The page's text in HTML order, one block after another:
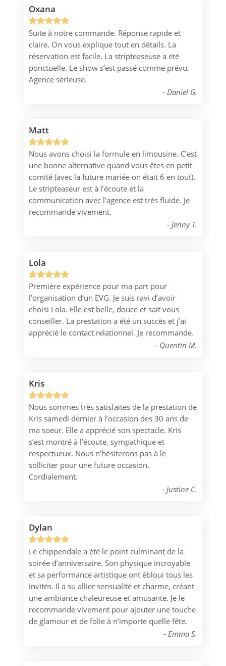
Oxana
Noté 5.00
sur 5
basé sur
1
notation
client
Suite à notre commande. Réponse rapide et
claire. On vous explique tout en détails. La
réservation est facile. La stripteaseuse a été
ponctuelle. Le show s’est passé comme prévu.
Agence sérieuse.
Daniel G.
Matt
Noté5.00
sur 5
basé sur
1
notation
client
Nous avons choisi la formule en limousine. C’est
une bonne alternative quand vous êtes en petit
comité (avec la future mariée on était 6 en tout).
Le stripteaseur est à l’écoute et la
communication avec l’agence est très fluide. Je
recommande vivement.
Jenny T.
Lola
Noté5.00
sur 5
basé sur
1
notation
client
Première expérience pour ma part pour
l’organisation d’un EVG. Je suis ravi d’avoir
choisi Lola. Elle est belle, douce et sait vous
conseiller. La prestation a été un succès et j’ai
apprécié le contact relationnel. Je recommande.
Quentin M.
Kris
Noté5.00
sur 5
basé sur
1
notation
client
Nous sommes très satisfaites de la prestation de
Kris samedi dernier à l’occasion des 30 ans de
ma soeur. Elle a apprécié son spectacle. Kris
s’est montré à l’écoute, sympathique et
respectueux. Nous n’hésiterons pas à le
solliciter pour une future occasion.
Cordialement.
Justine C.
Dylan
Noté5.00
sur 5
basé sur
1
notation
client
Le chippendale a été le point culminant de la
soirée d’anniversaire. Son physique incroyable
et sa performance artistique ont ébloui tous les
invités. Il a su allier sensualité et charme, créant
une ambiance chaleureuse et amusante. Je le
recommande vivement pour ajouter une touche
de glamour et de folie à n’importe quelle fête.
Emma S.